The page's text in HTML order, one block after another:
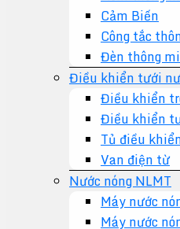
Cảm Biến
Công tắc
Đèn thông
Điều khiển tưới
Điều khiển
Điều khiển
Tủ điều
Van điện từ
Nước nóng NLMT
Máy nước
Máy nước